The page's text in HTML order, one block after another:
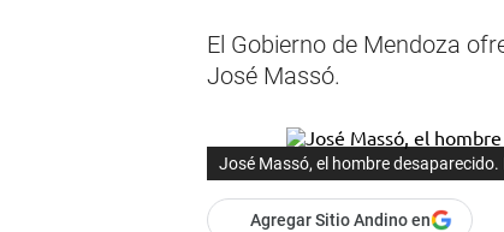
El Gobierno de Mendoza
José Massó.
José Massó, el hombre
Agregar Sitio Andino en